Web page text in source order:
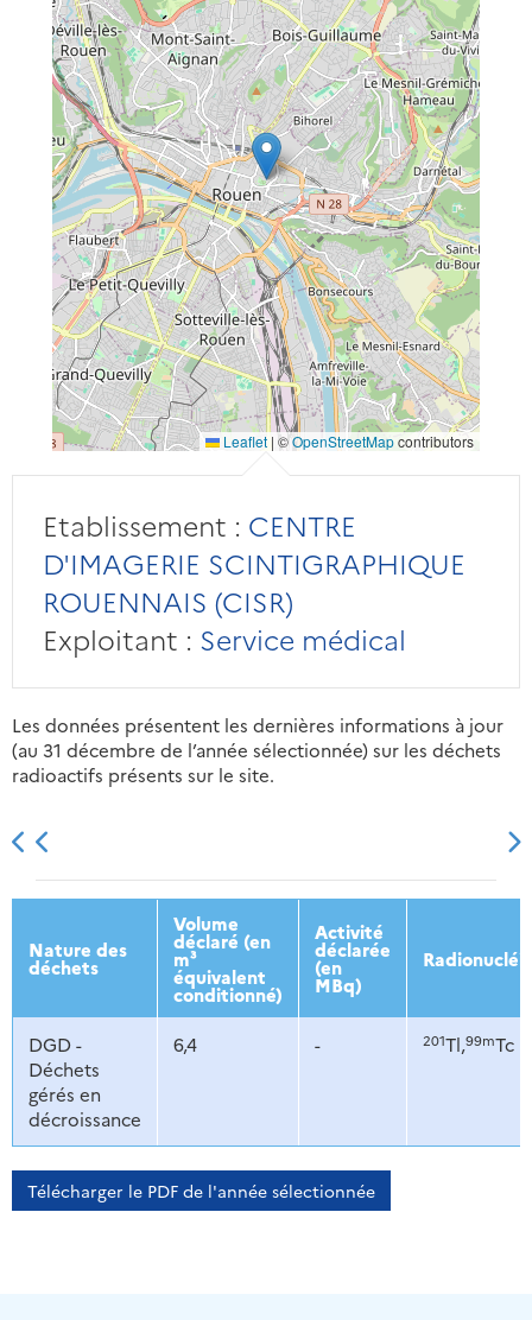
Leaflet | ©OpenStreetMapcontributors
Etablissement : CENTRE
D'IMAGERIE SCINTIGRAPHIQUE
ROUENNAIS (CISR)
Exploitant : Service médical
Les données présentent les dernières informations à jour
(au 31 décembre de l’année sélectionnée) sur les déchets
radioactifs présents sur le site.
2013 2014 2015 2016
Nature des
déchets
Volume
déclaré (en
m³
équivalent
conditionné)
Activité
déclarée
(en
MBq)
DGD -
Déchets
gérés en
décroissance
6,4 - 201Tl,99mTc
Télécharger le PDF de l'année sélectionnée